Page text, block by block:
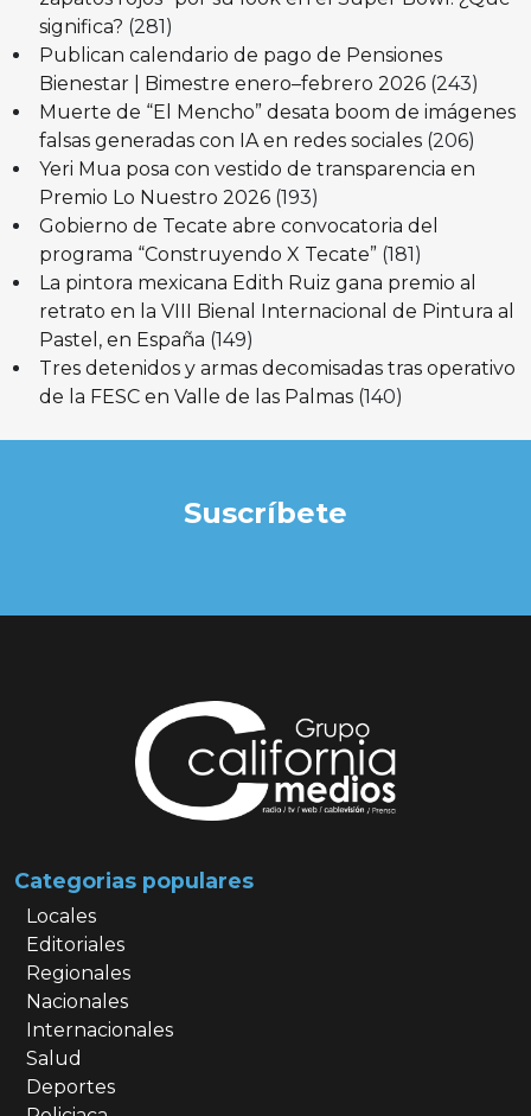
significa? (281)
Publican calendario de pago de Pensiones
Bienestar | Bimestre enero–febrero 2026 (243)
Muerte de “El Mencho” desata boom de imágenes
falsas generadas con IA en redes sociales (206)
Yeri Mua posa con vestido de transparencia en
Premio Lo Nuestro 2026 (193)
Gobierno de Tecate abre convocatoria del
programa “Construyendo X Tecate” (181)
La pintora mexicana Edith Ruiz gana premio al
retrato en la VIII Bienal Internacional de Pintura al
Pastel, en España (149)
Tres detenidos y armas decomisadas tras operativo
de la FESC en Valle de las Palmas (140)
Suscríbete
Categorias populares
Locales
Editoriales
Regionales
Nacionales
Internacionales
Salud
Deportes